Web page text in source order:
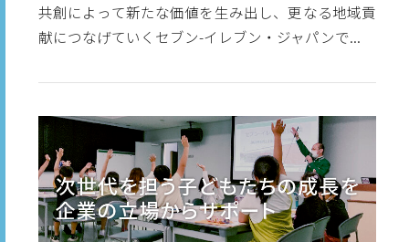
共創によって新たな価値を生み出し、更なる地域貢
献につなげていくセブン-イレブン・ジャパンで...